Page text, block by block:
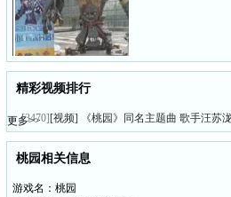
《桃园》祝大家2013新
年快乐
精彩视频排行
更多>>
[3470] [视频] 《桃园》同名主题曲 歌手汪苏
桃园相关信息
游戏名：桃园